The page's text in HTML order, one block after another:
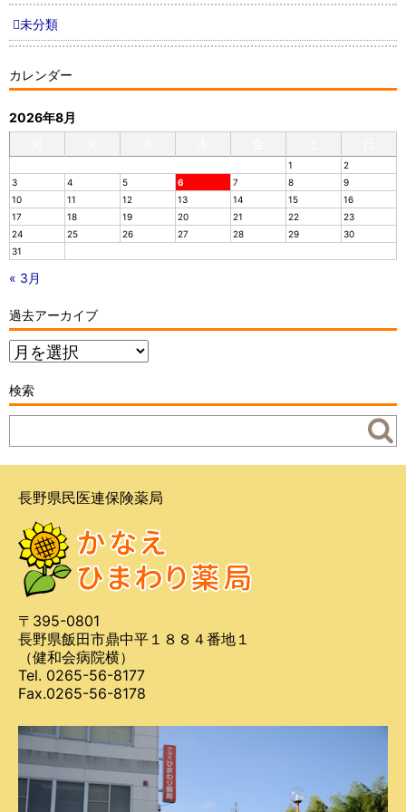
未分類
カレンダー
2026年8月
1
2
3
4 5 6 7 8
9
10
11 12 13 14 15
16
17
18 19 20 21 22
23
24
25 26 27 28 29
30
31
« 3月
過去アーカイブ
過
去
ア
ー
カ
検索
長野県民医連保険薬局
〒395-0801
長野県飯田市鼎中平１８８４番地１
（健和会病院横）
Tel. 0265-56-8177
Fax.0265-56-8178